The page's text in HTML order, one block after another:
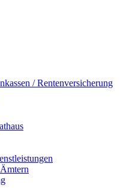
/ Rentenversicherung